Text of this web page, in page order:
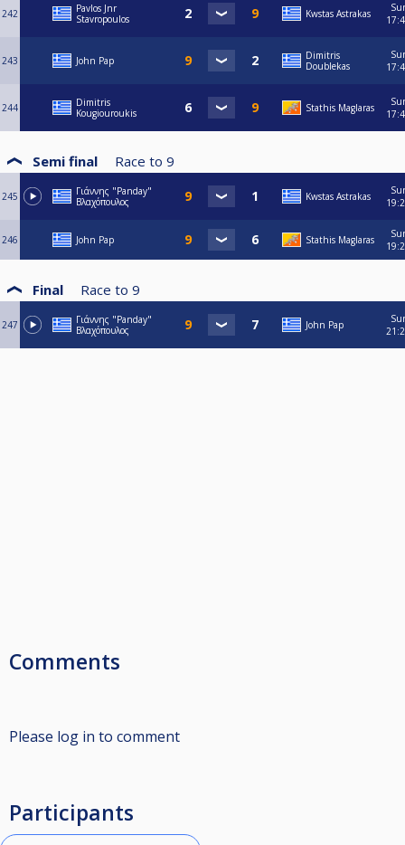
242
Pavlos Jnr
Stavropoulos
Kwstas Astrakas
243 John Pap
Dimitris
Doublekas
244
Dimitris
Kougiouroukis
Stathis Maglaras
Semi final Race to 9
245
Γιάννης "Panday"
Βλαχόπουλος
Kwstas Astrakas
246 John Pap Stathis Maglaras
Final Race to 9
247
Γιάννης "Panday"
Βλαχόπουλος
John Pap
Comments
Please log in to comment
Participants